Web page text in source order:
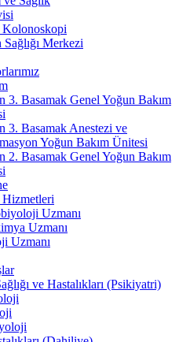
Merkezi
3. Basamak Genel Yoğun Bakım
3. Basamak Anestezi ve
Yoğun Bakım Ünitesi
2. Basamak Genel Yoğun Bakım
Uzmanı
Uzmanı
Uzmanı
ve Hastalıkları (Psikiyatri)